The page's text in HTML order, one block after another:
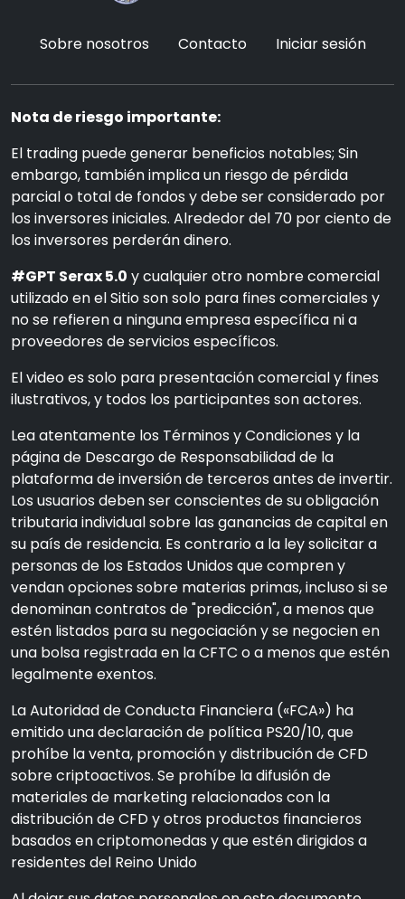
Sobre nosotros Contacto Iniciar sesión
Nota de riesgo importante:
El trading puede generar beneficios notables; Sin
embargo, también implica un riesgo de pérdida
parcial o total de fondos y debe ser considerado por
los inversores iniciales. Alrededor del 70 por ciento de
los inversores perderán dinero.
#GPT Serax 5.0 y cualquier otro nombre comercial
utilizado en el Sitio son solo para fines comerciales y
no se refieren a ninguna empresa específica ni a
proveedores de servicios específicos.
El video es solo para presentación comercial y fines
ilustrativos, y todos los participantes son actores.
Lea atentamente los Términos y Condiciones y la
página de Descargo de Responsabilidad de la
plataforma de inversión de terceros antes de invertir.
Los usuarios deben ser conscientes de su obligación
tributaria individual sobre las ganancias de capital en
su país de residencia. Es contrario a la ley solicitar a
personas de los Estados Unidos que compren y
vendan opciones sobre materias primas, incluso si se
denominan contratos de "predicción", a menos que
estén listados para su negociación y se negocien en
una bolsa registrada en la CFTC o a menos que estén
legalmente exentos.
La Autoridad de Conducta Financiera («FCA») ha
emitido una declaración de política PS20/10, que
prohíbe la venta, promoción y distribución de CFD
sobre criptoactivos. Se prohíbe la difusión de
materiales de marketing relacionados con la
distribución de CFD y otros productos financieros
basados en criptomonedas y que estén dirigidos a
residentes del Reino Unido